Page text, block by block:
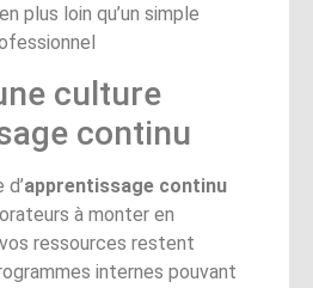
plus loin qu’un simple
culture
continu
apprentissage continu
à monter en
ressources restent
internes pouvant